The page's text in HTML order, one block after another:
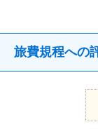
旅費規程への